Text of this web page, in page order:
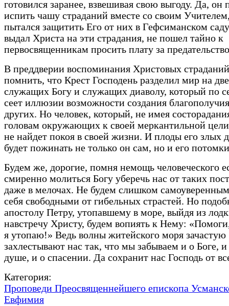
готовился заранее, взвешивая свою выгоду. Да, он
испить чашу страданий вместе со своим
пытался защитить Его от них в Гефсиманском
выдал Христа на эти страдания, не пошел тайно к
первосвященникам просить плату за
В преддверии воспоминания Христовых
помнить, что Крест Господень разделил мир на
служащих Богу и служащих диаволу, который по
сеет иллюзии возможности создания
других. Но человек, который, не имея
головам окружающих к своей меркантильной
не найдет покоя в своей жизни. И плоды его злых
будет пожинать не только он сам, но и его
Будем же, дорогие, помня немощь человеческого
смиренно молиться Богу уберечь нас от таких
даже в мелочах. Не будем слишком
себя свободными от гибельных страстей. Но
апостолу Петру, утопавшему в море, выйдя из
навстречу Христу, будем вопиять к Нему:
я утопаю!» Ведь волны житейского моря зачастую
захлестывают нас так, что мы забываем и о Боге, и
душе, и о спасении. Да сохранит нас Господь от
Категория:
Проповеди Преосвященнейшего епископа
Евфимия